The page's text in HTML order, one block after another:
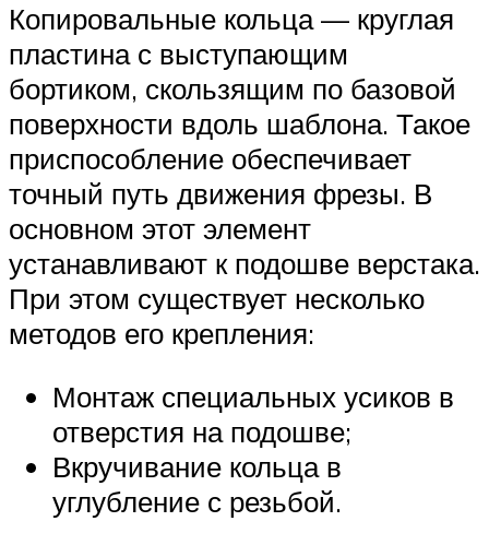
Копировальные кольца — круглая
пластина с выступающим
бортиком, скользящим по базовой
поверхности вдоль шаблона. Такое
приспособление обеспечивает
точный путь движения фрезы. В
основном этот элемент
устанавливают к подошве верстака.
При этом существует несколько
методов его крепления:
Монтаж специальных усиков в
отверстия на подошве;
Вкручивание кольца в
углубление с резьбой.